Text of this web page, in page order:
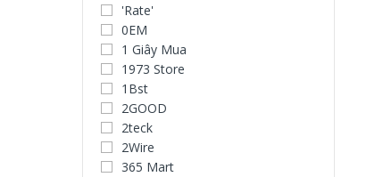
'Rate'
0EM
1 Giây Mua
1973 Store
1Bst
2GOOD
2teck
2Wire
365 Mart